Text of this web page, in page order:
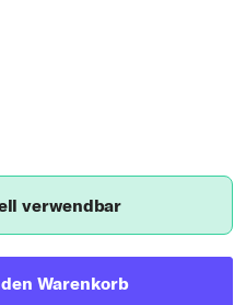
verwendbar
Warenkorb